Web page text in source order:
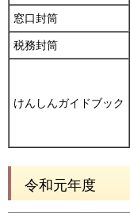
窓口封筒
税務封筒
けんしんガイドブック
令和元年度